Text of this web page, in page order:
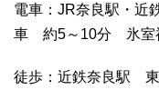
電車：JR奈良駅・近
車 約5～10分 氷室
徒歩：近鉄奈良駅